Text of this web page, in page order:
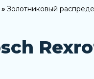
» Золотниковый